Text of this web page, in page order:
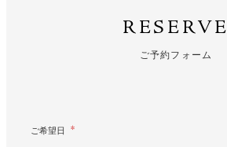
RESERVE
ご予約フォーム
ご希望日 *